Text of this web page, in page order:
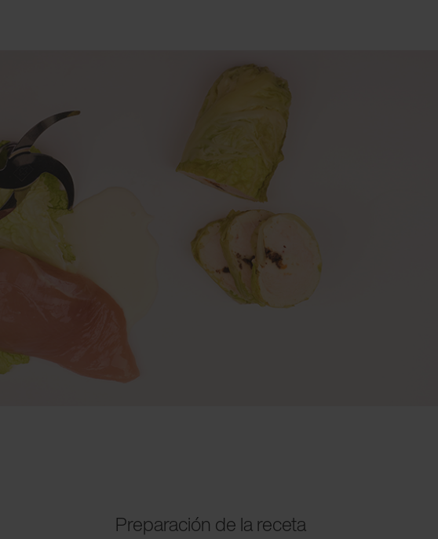
Preparación de la receta